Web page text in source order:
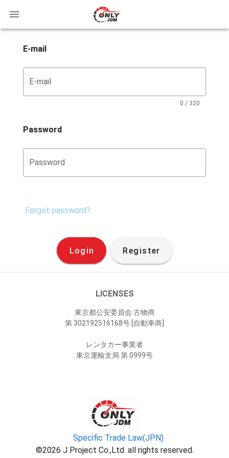
E-mail
E-mail
0 / 320
Password
Password
Forgot password?
Login Register
LICENSES
東京都公安委員会 古物商
第 302192516168号 [自動車商]
レンタカー事業者
東京運輸支局 第 0999号
Specific Trade Law(JPN)
©2026 J Project Co.,Ltd. all rights reserved.